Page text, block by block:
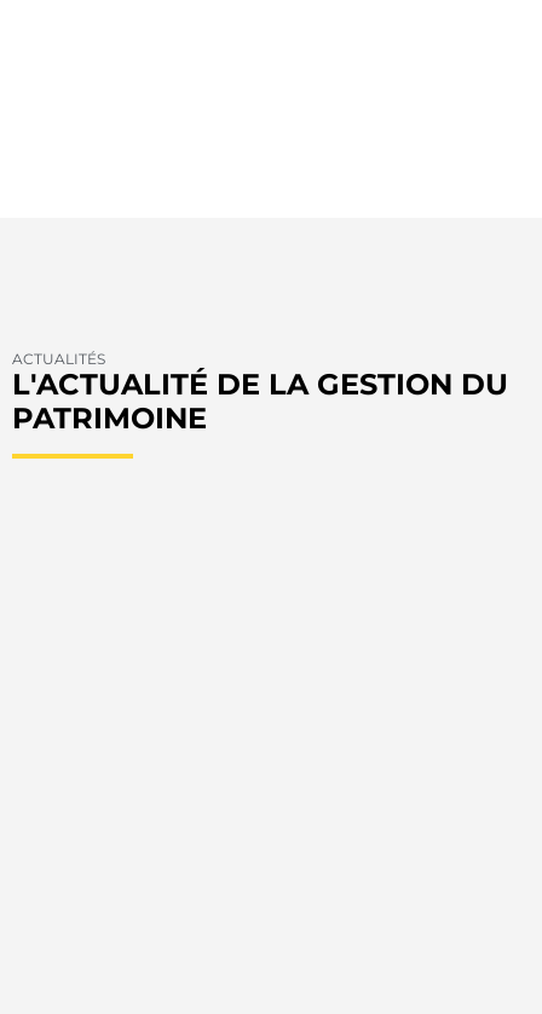
ACTUALITÉS
L'ACTUALITÉ DE LA GESTION DU
PATRIMOINE